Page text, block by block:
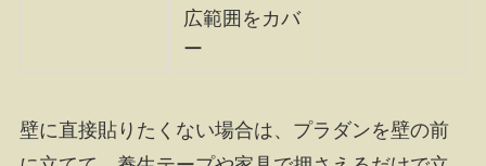
広範囲をカバ
ー
壁に直接貼りたくない場合は、プラダンを壁の前